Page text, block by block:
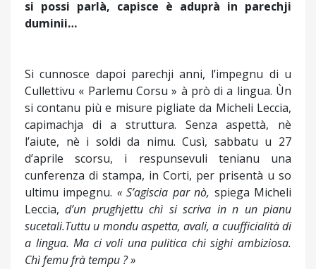
si possi parlà, capisce è aduprà in parechji
duminii…
Si cunnosce dapoi parechji anni, l’impegnu di u
Cullettivu « Parlemu Corsu » à prò di a lingua. Ùn
si contanu più e misure pigliate da Micheli Leccia,
capimachja di a struttura. Senza aspettà, nè
l’aiute, nè i soldi da nimu. Cusì, sabbatu u 27
d’aprile scorsu, i respunsevuli tenianu una
cunferenza di stampa, in Corti, per prisentà u so
ultimu impegnu. « S’agiscia par nò, spiega Micheli
Leccia,d’un prughjettu chì si scriva in n un pianu
sucetali.Tuttu u mondu aspetta, avali, a cuufficialità di
a lingua. Ma ci voli una pulitica chì sighi ambiziosa.
Chì femu frà tempu ? »